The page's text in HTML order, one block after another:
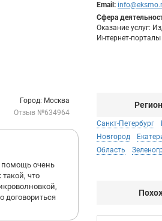
Email:
Сфера
Оказание услуг:
Интернет-порталы
Город: Москва
Отзыв №634964
помощь очень
что
договориться
Санкт-Петербург
Новгород
Область